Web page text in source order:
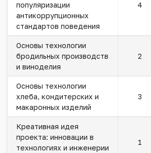
популяризации
антикоррупционных
стандартов поведения
4
Основы технологии
бродильных производств
и виноделия
2
Основы технологии
хлеба, кондитерских и
макаронных изделий
3
Креативная идея
проекта: инновации в
технологиях и инженерии
1